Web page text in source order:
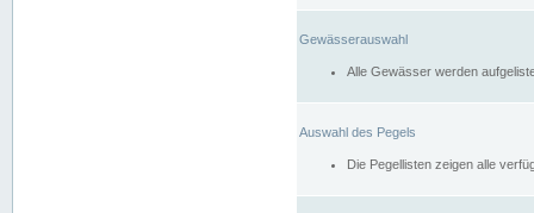
Gewässerauswahl
Alle Gewässer werden
Auswahl des Pegels
Die Pegellisten zeigen alle